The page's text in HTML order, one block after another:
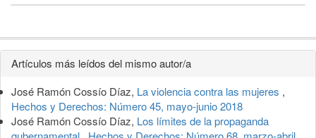
Detalles
del
artículo
Artículos más leídos del mismo autor/a
José Ramón Cossío Díaz, La violencia contra las mujeres ,
Hechos y Derechos: Número 45, mayo-junio 2018
José Ramón Cossío Díaz, Los límites de la propaganda